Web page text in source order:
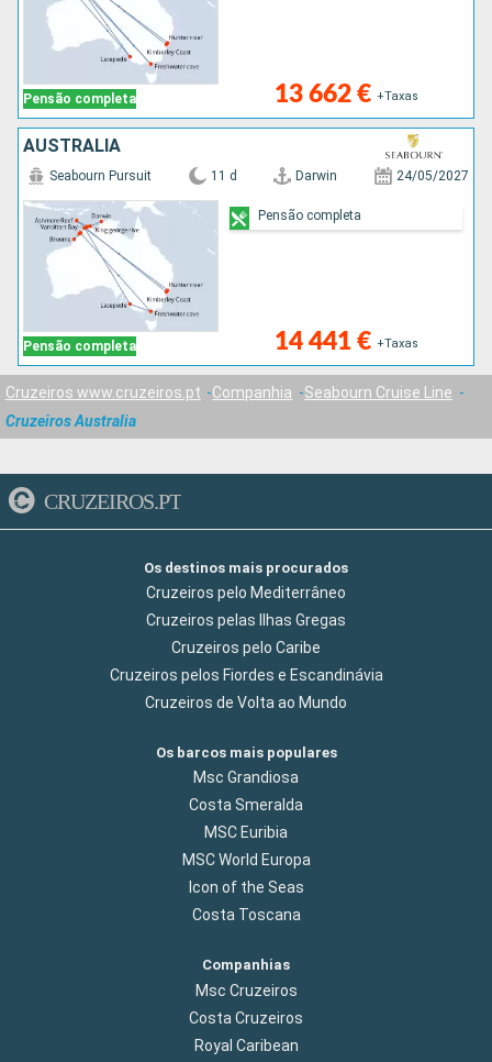
Pensão completa 13 662 € +Taxas
AUSTRALIA
Pensão completa
Seabourn Pursuit 11 d Darwin 24/05/2027
14 441 € +Taxas
Pensão completa
Cruzeiros www.cruzeiros.pt Companhia
Seabourn Cruise Line
Cruzeiros Australia
CRUZEIROS.PT
Os destinos mais procurados
Cruzeiros pelo Mediterrâneo
Cruzeiros pelas Ilhas Gregas
Cruzeiros pelo Caribe
Cruzeiros pelos Fiordes e Escandinávia
Cruzeiros de Volta ao Mundo
Os barcos mais populares
Msc Grandiosa
Costa Smeralda
MSC Euribia
MSC World Europa
Icon of the Seas
Costa Toscana
Companhias
Msc Cruzeiros
Costa Cruzeiros
Royal Caribean